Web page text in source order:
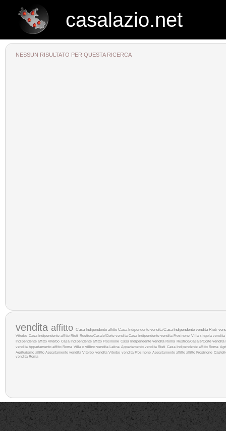
casalazio.net
NESSUN RISULTATO PER QUESTA RICERCA
vendita affitto Casa Indipendente affitto Casa Indipendente venditaCasa Indipendente vendita Rieti
Viterbo Casa Indipendente affitto Rieti Rustico/Casale/Corte vendita Casa Indipendente vendita Frosinone Villa singola vendita
Indipendente affitto Viterbo Casa Indipendente affitto Frosinone Casa Indipendente vendita Roma Rustico/Casale/Corte vendita
vendita Appartamento affitto Roma Villa o villino vendita Latina Appartamento vendita Rieti Casa Indipendente affitto Roma
Agriturismo affitto Appartamento vendita Viterbo vendita Viterbo vendita Frosinone Appartamento affitto affitto Frosinone
vendita Roma
casalazio.net